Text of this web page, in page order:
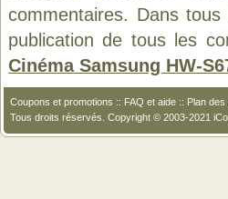
commentaires. Dans
publication de tous les
Cinéma Samsung HW-
Coupons et promotions :: FAQ et aide :: Plan
Tous droits réservés. Copyright © 2003-2021